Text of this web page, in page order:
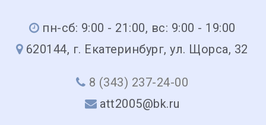
пн-сб: 9:00 - 21:00, вс: 9:00 - 19:00
620144, г. Екатеринбург, ул. Щорса, 32
8 (343) 237-24-00
att2005@bk.ru